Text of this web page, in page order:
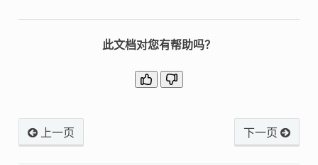
此文档对您有帮助吗？
上一页 下一页